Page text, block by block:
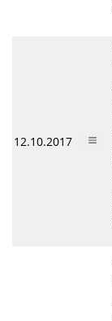
12.10.2017